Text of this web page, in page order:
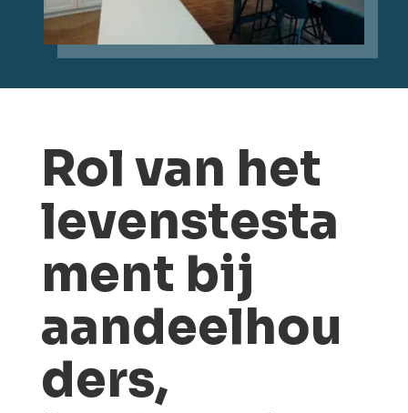
Rol van het
levenstesta
ment bij
aandeelhou
ders,